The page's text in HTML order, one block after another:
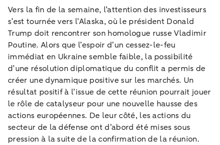
Vers la fin de la semaine, l’attention des investisseurs
s’est tournée vers l’Alaska, où le président Donald
Trump doit rencontrer son homologue russe Vladimir
Poutine. Alors que l’espoir d’un cessez-le-feu
immédiat en Ukraine semble faible, la possibilité
d’une résolution diplomatique du conflit a permis de
créer une dynamique positive sur les marchés. Un
résultat positif à l’issue de cette réunion pourrait jouer
le rôle de catalyseur pour une nouvelle hausse des
actions européennes. De leur côté, les actions du
secteur de la défense ont d’abord été mises sous
pression à la suite de la confirmation de la réunion.